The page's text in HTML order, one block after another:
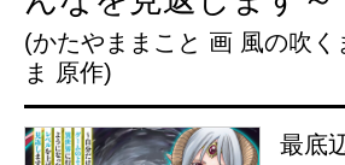
(かたやままこと 画 風の吹く
ま 原作)
最底